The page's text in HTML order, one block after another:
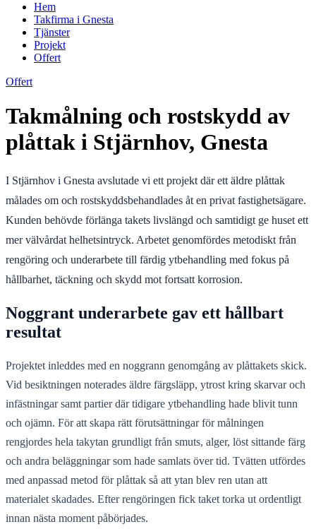
Hem
Takfirma i Gnesta
Tjänster
Projekt
Offert
Offert
Takmålning och rostskydd av
plåttak i Stjärnhov, Gnesta
I Stjärnhov i Gnesta avslutade vi ett projekt där ett äldre plåttak
målades om och rostskyddsbehandlades åt en privat fastighetsägare.
Kunden behövde förlänga takets livslängd och samtidigt ge huset ett
mer välvårdat helhetsintryck. Arbetet genomfördes metodiskt från
rengöring och underarbete till färdig ytbehandling med fokus på
hållbarhet, täckning och skydd mot fortsatt korrosion.
Noggrant underarbete gav ett hållbart
resultat
Projektet inleddes med en noggrann genomgång av plåttakets skick.
Vid besiktningen noterades äldre färgsläpp, ytrost kring skarvar och
infästningar samt partier där tidigare ytbehandling hade blivit tunn
och ojämn. För att skapa rätt förutsättningar för målningen
rengjordes hela takytan grundligt från smuts, alger, löst sittande färg
och andra beläggningar som hade samlats över tid. Tvätten utfördes
med anpassad metod för plåttak så att ytan blev ren utan att
materialet skadades. Efter rengöringen fick taket torka ut ordentligt
innan nästa moment påbörjades.